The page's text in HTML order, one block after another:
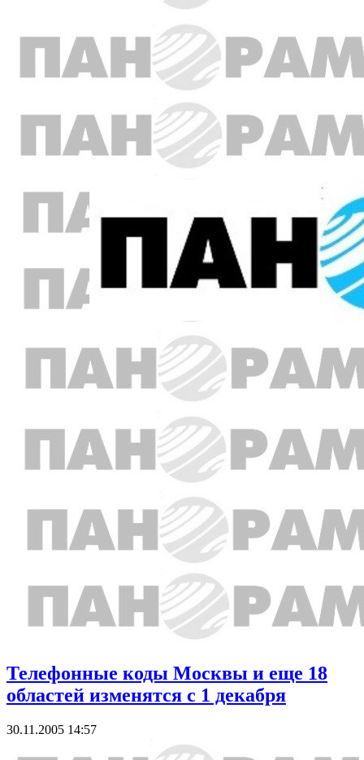
Телефонные коды Москвы и еще 18
областей изменятся с 1 декабря
30.11.2005 14:57